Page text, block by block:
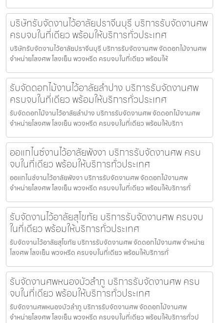
บริษัทรับจัดงานไว้อาลัยปราจีนบุรี บริการรับจัดงานศพ
ครบจบในที่เดียว พร้อมให้บริการทั่วประเทศ
บริษัทรับจัดงานไว้อาลัยปราจีนบุรี บริการรับจัดงานศพ จัดดอกไม้งานศพ
จำหน่ายโลงศพ โลงเย็น พวงหรีด ครบจบในที่เดียว พร้อมให้
รับจัดดอกไม้งานไว้อาลัยลำปาง บริการรับจัดงานศพ
ครบจบในที่เดียว พร้อมให้บริการทั่วประเทศ
รับจัดดอกไม้งานไว้อาลัยลำปาง บริการรับจัดงานศพ จัดดอกไม้งานศพ
จำหน่ายโลงศพ โลงเย็น พวงหรีด ครบจบในที่เดียว พร้อมให้บริกา
ออแกไนซ์งานไว้อาลัยพังงา บริการรับจัดงานศพ ครบ
จบในที่เดียว พร้อมให้บริการทั่วประเทศ
ออแกไนซ์งานไว้อาลัยพังงา บริการรับจัดงานศพ จัดดอกไม้งานศพ
จำหน่ายโลงศพ โลงเย็น พวงหรีด ครบจบในที่เดียว พร้อมให้บริการทั่
รับจัดงานไว้อาลัยสุโขทัย บริการรับจัดงานศพ ครบจบ
ในที่เดียว พร้อมให้บริการทั่วประเทศ
รับจัดงานไว้อาลัยสุโขทัย บริการรับจัดงานศพ จัดดอกไม้งานศพ จำหน่าย
โลงศพ โลงเย็น พวงหรีด ครบจบในที่เดียว พร้อมให้บริการทั่
รับจัดงานศพหนองบัวลำภู บริการรับจัดงานศพ ครบ
จบในที่เดียว พร้อมให้บริการทั่วประเทศ
รับจัดงานศพหนองบัวลำภู บริการรับจัดงานศพ จัดดอกไม้งานศพ
จำหน่ายโลงศพ โลงเย็น พวงหรีด ครบจบในที่เดียว พร้อมให้บริการทั่วป